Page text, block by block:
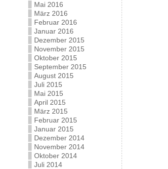
Mai 2016
März 2016
Februar 2016
Januar 2016
Dezember 2015
November 2015
Oktober 2015
September 2015
August 2015
Juli 2015
Mai 2015
April 2015
März 2015
Februar 2015
Januar 2015
Dezember 2014
November 2014
Oktober 2014
Juli 2014